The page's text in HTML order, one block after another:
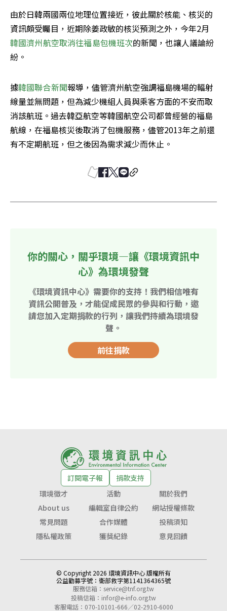
由於日韓兩國兩位地理位置接近，彼此關於核能、核災的
資訊頗受矚目，近期除姜政敏的核災預測之外，今年2月
韓國濟州航空取消往福島包機班次的新聞，也讓人議論紛
紛。
據韓國聯合新聞報導，儘管濟州航空強調福島機場的輻射
線量並無問題，但為減少機組人員與乘客方面的不安而取
消該航班。過去韓亞航空等韓國航空公司都曾經營的福島
航線，在福島核災後取消了包機服務，儘管2013年之前還
有不定期航班，但之後因為需求減少而休止。
你的關心，關乎環境—讓《環境資訊中
心》為環境發聲
《環境資訊中心》需要你的支持！我們相信唯有
資訊公開普及，才能促成民眾的參與和行動，邀
請您加入定期捐款的行列，讓我們持續為環境發
聲。
前往捐款
訂閱電子報
捐款支持
環境徵才
活動
關於我們
About us
編輯室自律公約
網站授權條款
常見問題
合作媒體
投稿須知
隱私權政策
獲獎紀錄 意見回饋
© Copyright 2026 環境資訊中心 版權所有
公益勸募字號： 衛部救字第1141364365號
服務信箱： service@tnf.org.tw
投稿信箱： infor@e-info.org.tw
客服電話：070-10101-666／02-2910-6000